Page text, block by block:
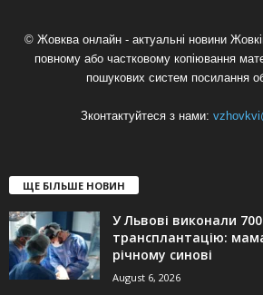
© Жовква онлайн - актуальні новини
повному або частковому копіювання
пошукових систем посилання
Зконтактуйтеся з нами:
ЩЕ БІЛЬШЕ НОВИН
У Львові виконали
трансплантацію:
річному синові
August 6, 2026